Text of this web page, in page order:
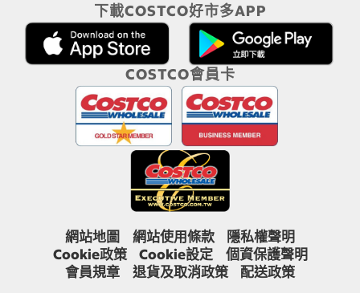
下載COSTCO好市多APP
COSTCO會員卡
網站地圖 網站使用條款
隱私權聲明
Cookie政策
Cookie設定
個資保護聲明
會員規章
退貨及取消政策 配送政策